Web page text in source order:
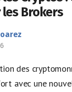
Brokers
des
avec une